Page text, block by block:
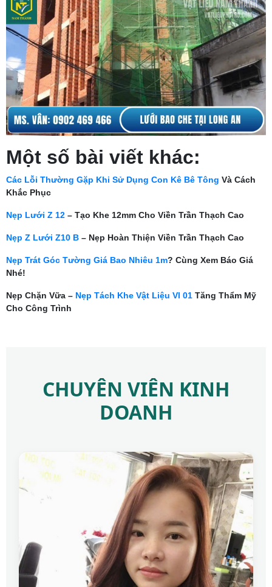
Một số bài viết khác:
Các Lỗi Thường Gặp Khi Sử Dụng Con Kê Bê Tông Và Cách
Khắc Phục
Nẹp Lưới Z 12 – Tạo Khe 12mm Cho Viền Trần Thạch Cao
Nẹp Z Lưới Z10 B – Nẹp Hoàn Thiện Viền Trần Thạch Cao
Nẹp Trát Góc Tường Giá Bao Nhiêu 1m? Cùng Xem Báo Giá
Nhé!
Nẹp Chặn Vữa – Nẹp Tách Khe Vật Liệu Vl 01 Tăng Thẩm Mỹ
Cho Công Trình
CHUYÊN VIÊN KINH
DOANH